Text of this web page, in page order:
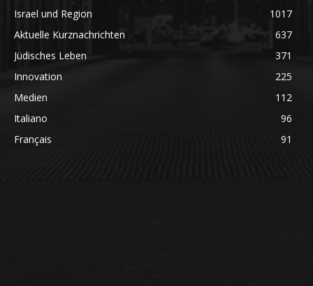
Israel und Region
1017
Aktuelle Kurznachrichten
637
Jüdisches Leben
371
Innovation
225
Medien
112
Italiano
96
Français
91